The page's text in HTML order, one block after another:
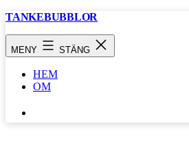
Hoppa
TANKEBUBBLOR
MENY STÄNG
HEM
OM
…